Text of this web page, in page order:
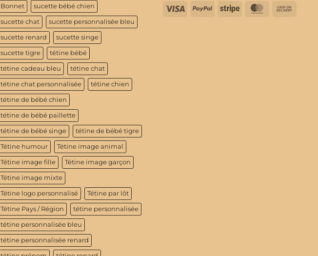
Bonnet sucette bébé chien
sucette chat sucette personnalisée bleu
sucette renard sucette singe
sucette tigre tétine bébé
tétine cadeau bleu tétine chat
tétine chat personnalisée tétine chien
tétine de bébé chien
tétine de bébé paillette
tétine de bébé singe tétine de bébé tigre
Tétine humour Tétine image animal
Tétine image fille Tétine image garçon
Tétine image mixte
Tétine logo personnalisé Tétine par lôt
Tétine Pays / Région tétine personnalisée
tétine personnalisée bleu
tétine personnalisée renard
Visa PayPalStripe MasterCard